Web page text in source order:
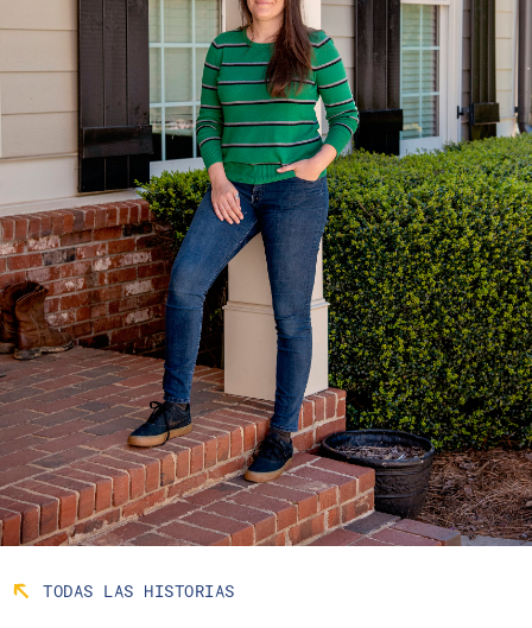
TODAS LAS HISTORIAS